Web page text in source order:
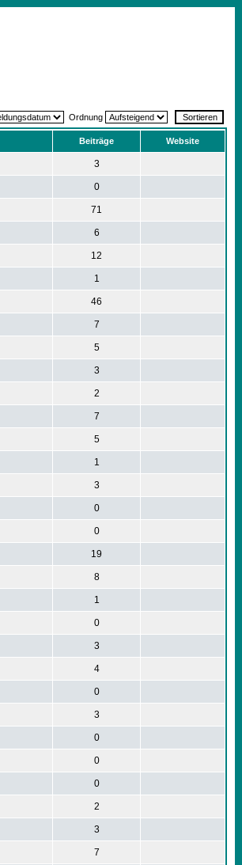
Ordnung
Beiträge Website
3
0
71
6
12
1
46
7
5
3
2
7
5
1
3
0
0
19
8
1
0
3
4
0
3
0
0
0
2
3
7